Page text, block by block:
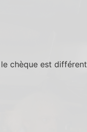
chèque est différent